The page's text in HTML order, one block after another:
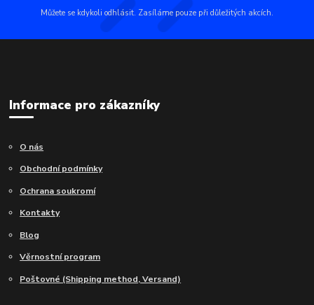
Můžete se kdykoli odhlásit. Zasíláme pouze při důležitých akcích.
Informace pro zákazníky
O nás
Obchodní podmínky
Ochrana soukromí
Kontakty
Blog
Věrnostní program
Poštovné (Shipping method, Versand)